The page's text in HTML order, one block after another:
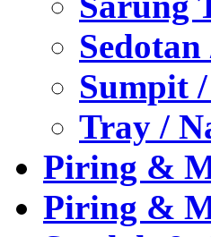
Sumpit
Tray /
Piring &
Piring &